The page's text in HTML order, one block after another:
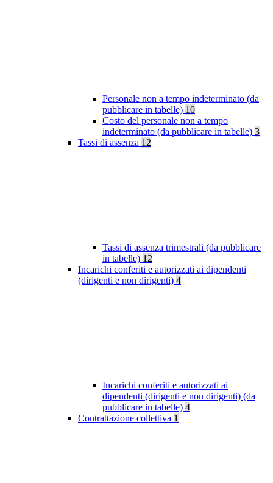
Personale non a tempo indeterminato (da
pubblicare in tabelle) 10
Costo del personale non a tempo
indeterminato (da pubblicare in tabelle) 3
Tassi di assenza 12
Tassi di assenza trimestrali (da pubblicare
in tabelle) 12
Incarichi conferiti e autorizzati ai dipendenti
(dirigenti e non dirigenti) 4
Incarichi conferiti e autorizzati ai
dipendenti (dirigenti e non dirigenti) (da
pubblicare in tabelle) 4
Contrattazione collettiva 1